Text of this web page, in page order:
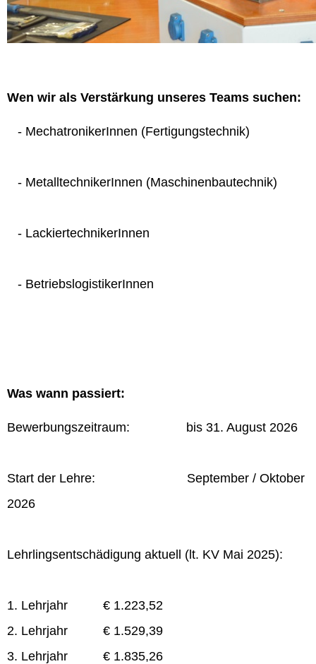
Wen wir als Verstärkung unseres Teams suchen:
- MechatronikerInnen (Fertigungstechnik)
- MetalltechnikerInnen (Maschinenbautechnik)
- LackiertechnikerInnen
- BetriebslogistikerInnen
Was wann passiert:
Bewerbungszeitraum: bis 31. August 2026
Start der Lehre: September / Oktober
2026
Lehrlingsentschädigung aktuell (lt. KV Mai 2025):
1. Lehrjahr € 1.223,52
2. Lehrjahr € 1.529,39
3. Lehrjahr € 1.835,26